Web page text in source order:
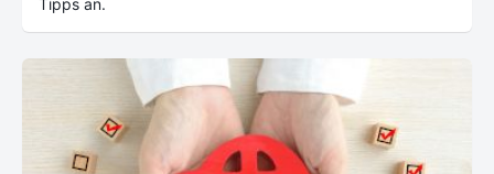
Tipps an.